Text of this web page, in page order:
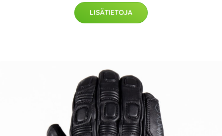
LISÄTIETOJA